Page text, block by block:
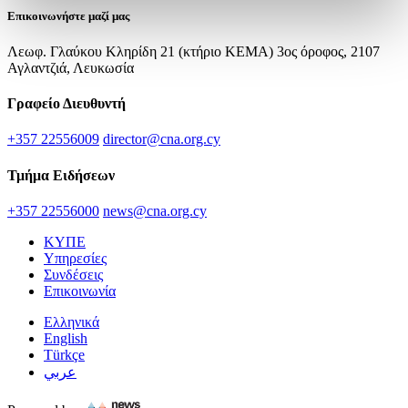
Επικοινωνήστε μαζί μας
Λεωφ. Γλαύκου Κληρίδη 21 (κτήριο ΚΕΜΑ) 3ος όροφος, 2107
Αγλαντζιά, Λευκωσία
Γραφείο Διευθυντή
+357 22556009 director@cna.org.cy
Τμήμα Ειδήσεων
+357 22556000 news@cna.org.cy
ΚΥΠΕ
Υπηρεσίες
Συνδέσεις
Επικοινωνία
Ελληνικά
English
Türkçe
عربي